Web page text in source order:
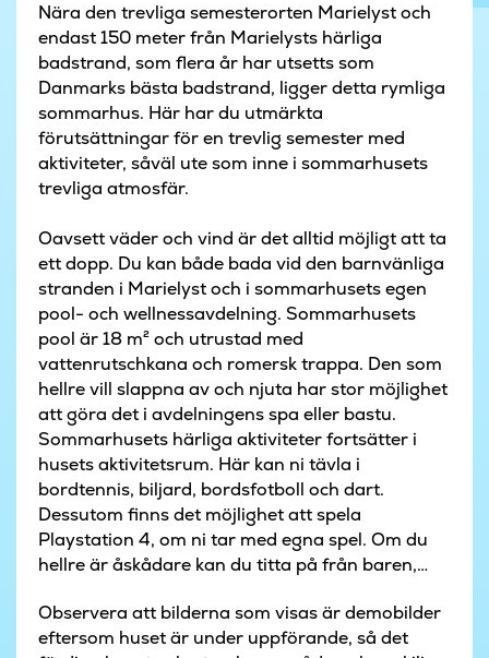
Nära den trevliga semesterorten Marielyst och
endast 150 meter från Marielysts härliga
badstrand, som flera år har utsetts som
Danmarks bästa badstrand, ligger detta rymliga
sommarhus. Här har du utmärkta
förutsättningar för en trevlig semester med
aktiviteter, såväl ute som inne i sommarhusets
trevliga atmosfär.
Oavsett väder och vind är det alltid möjligt att ta
ett dopp. Du kan både bada vid den barnvänliga
stranden i Marielyst och i sommarhusets egen
pool- och wellnessavdelning. Sommarhusets
pool är 18 m² och utrustad med
vattenrutschkana och romersk trappa. Den som
hellre vill slappna av och njuta har stor möjlighet
att göra det i avdelningens spa eller bastu.
Sommarhusets härliga aktiviteter fortsätter i
husets aktivitetsrum. Här kan ni tävla i
bordtennis, biljard, bordsfotboll och dart.
Dessutom finns det möjlighet att spela
Playstation 4, om ni tar med egna spel. Om du
hellre är åskådare kan du titta på från baren,
Sommarhusets samlingspunkt finns i husets
Observera att bilderna som visas är demobilder
eftersom huset är under uppförande, så det